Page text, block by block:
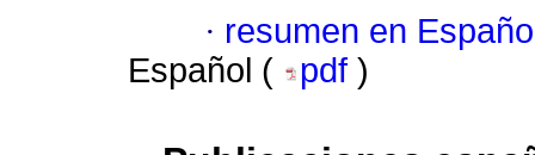
· resumen en
Español (
pdf )